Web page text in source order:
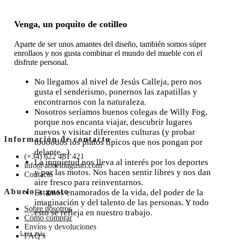
Venga, un poquito de cotilleo
Aparte de ser unos amantes del diseño, también somos súper
enrollaos y nos gusta combinar el mundo del mueble con el
disfrute personal.
No llegamos al nivel de Jesús Calleja, pero nos
gusta el senderismo, ponernos las zapatillas y
encontrarnos con la naturaleza.
Nosotros seríamos buenos colegas de Willy Fog,
porque nos encanta viajar, descubrir lugares
nuevos y visitar diferentes culturas (y probar
toooodos los platos típicos que nos pongan por
delante...).
La inquietud nos lleva al interés por los deportes
y por las motos. Nos hacen sentir libres y nos dan
aire fresco para reinventarnos.
Estamos enamorados de la vida, del poder de la
imaginación y del talento de las personas. Y todo
esto se refleja en nuestro trabajo.
Leer más
Información de contacto
(+34) 622 481 421
info@abueloagusto.com
Contacto
Abuelo a gusto
Sobre nosotros
Cómo comprar
Envíos y devoluciones
FAQ’s